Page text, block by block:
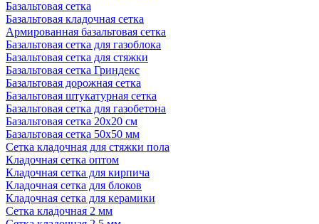
Базальтовая сетка
Базальтовая кладочная сетка
Армированная базальтовая сетка
Базальтовая сетка для газоблока
Базальтовая сетка для стяжки
Базальтовая сетка Гриндекс
Базальтовая дорожная сетка
Базальтовая штукатурная сетка
Базальтовая сетка для газобетона
Базальтовая сетка 20x20 см
Базальтовая сетка 50x50 мм
Сетка кладочная для стяжки пола
Кладочная сетка оптом
Кладочная сетка для кирпича
Кладочная сетка для блоков
Кладочная сетка для керамики
Сетка кладочная 2 мм